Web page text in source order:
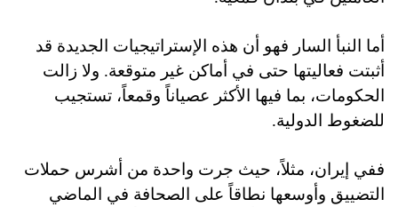
أما النبأ السار فهو أن هذه الإستراتيجيات الجديدة قد
أثبتت فعاليتها حتى في أماكن غير متوقعة. ولا زالت
الحكومات، بما فيها الأكثر عصياناً وقمعاً، تستجيب
للضغوط الدولية.
ففي إيران، مثلاً، حيث جرت واحدة من أشرس حملات
التضييق وأوسعها نطاقاً على الصحافة في الماضي